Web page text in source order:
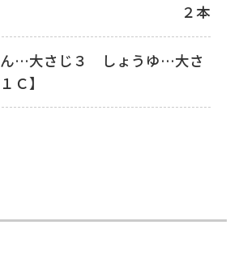
２本
ん…大さじ３ しょうゆ…大さ
】